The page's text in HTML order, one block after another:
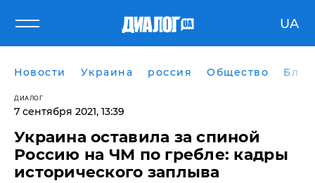
UA
Новости Украина россия Общество
ДИАЛОГ
7 сентября 2021, 13:39
Украина оставила за спиной
Россию на ЧМ по гребле: кадры
исторического заплыва